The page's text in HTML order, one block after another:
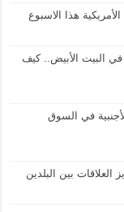
البيت الأبيض.. كيف
في السوق
بين البلدين